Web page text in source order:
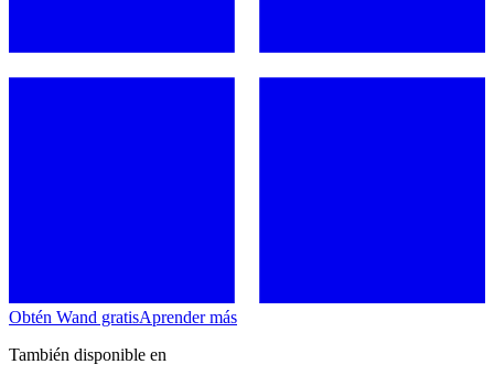
Obtén Wand gratisAprender más
También disponible en